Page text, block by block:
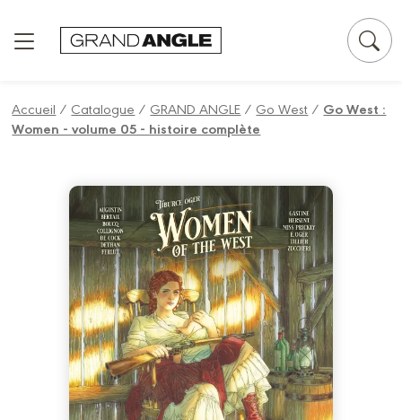
Accueil / Catalogue / GRAND ANGLE / Go West / Go West :
Women - volume 05 - histoire complète